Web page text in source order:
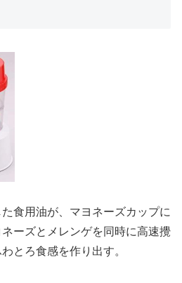
食用油が、マヨネーズカップに
ーズとメレンゲを同時に高速攪
とろ食感を作り出す。